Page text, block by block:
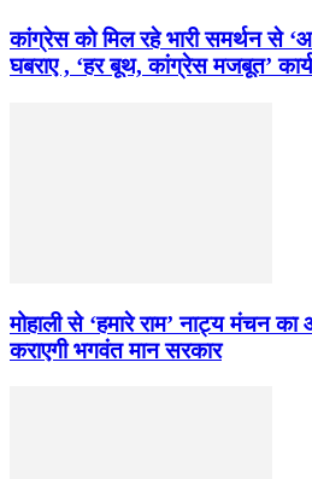
कांग्रेस को मिल रहे भारी समर्थन से
घबराए , ‘हर बूथ, कांग्रेस मजबूत’
मोहाली से ‘हमारे राम’ नाट्य मंचन
कराएगी भगवंत मान सरकार